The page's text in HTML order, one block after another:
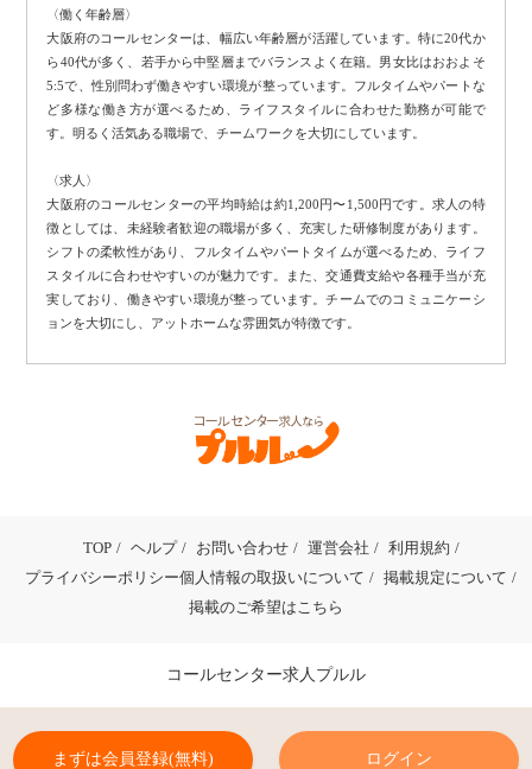
〈働く年齢層〉
大阪府のコールセンターは、幅広い年齢層が活躍しています。特に20代か
ら40代が多く、若手から中堅層までバランスよく在籍。男女比はおおよそ
5:5で、性別問わず働きやすい環境が整っています。フルタイムやパートな
ど多様な働き方が選べるため、ライフスタイルに合わせた勤務が可能で
す。明るく活気ある職場で、チームワークを大切にしています。
〈求人〉
大阪府のコールセンターの平均時給は約1,200円〜1,500円です。求人の特
徴としては、未経験者歓迎の職場が多く、充実した研修制度があります。
シフトの柔軟性があり、フルタイムやパートタイムが選べるため、ライフ
スタイルに合わせやすいのが魅力です。また、交通費支給や各種手当が充
実しており、働きやすい環境が整っています。チームでのコミュニケーシ
ョンを大切にし、アットホームな雰囲気が特徴です。
TOP ヘルプ お問い合わせ 運営会社
利用規約
プライバシーポリシー個人情報の取扱いについて
掲載規定について
掲載のご希望はこちら
コールセンター求人プルル
まずは会員登録(無料) ログイン